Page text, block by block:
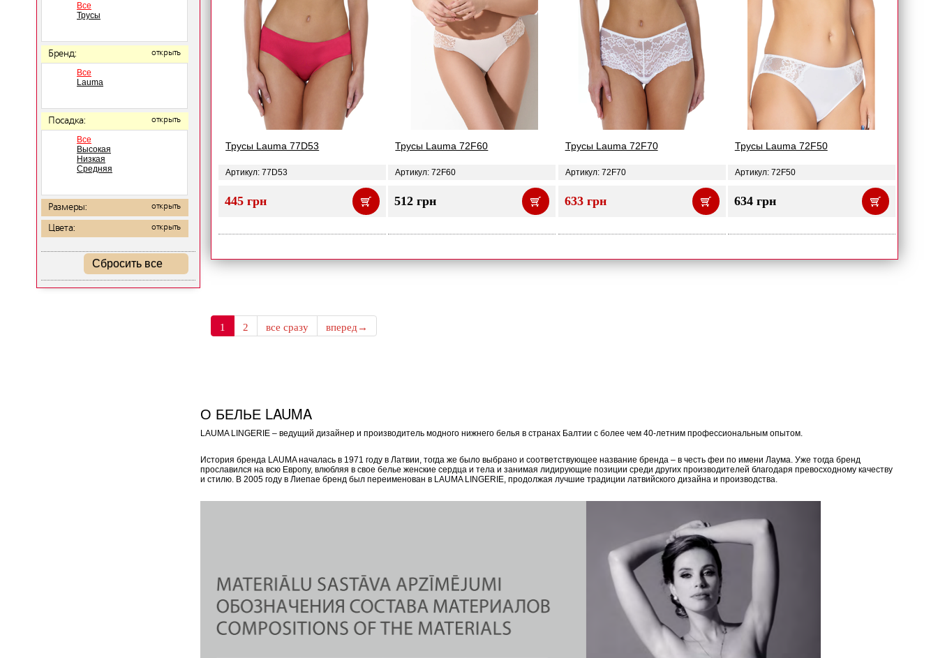
Все
Трусы
Бренд: открыть
Все
Lauma
Посадка: открыть
Все
Высокая
Низкая
Средняя
Размеры: открыть
Цвета: открыть
Сбросить все
Трусы Lauma 77D53
Артикул: 77D53
445 грн
Трусы Lauma 72F60
Артикул: 72F60
512 грн
Трусы Lauma 72F70
Артикул: 72F70
633 грн
Трусы Lauma 72F50
Артикул: 72F50
634 грн
1 2 все сразу вперед→
О БЕЛЬЕ LAUMA
LAUMA LINGERIE – ведущий дизайнер и производитель модного нижнего белья в странах Балтии с более чем 40-летним профессиональным опытом.
История бренда LAUMA началась в 1971 году в Латвии, тогда же было выбрано и соответствующее название бренда – в честь феи по имени Лаума. Уже тогда бренд
прославился на всю Европу, влюбляя в свое белье женские сердца и тела и занимая лидирующие позиции среди других производителей благодаря превосходному качеству
и стилю. В 2005 году в Лиепае бренд был переименован в LAUMA LINGERIE, продолжая лучшие традиции латвийского дизайна и производства.